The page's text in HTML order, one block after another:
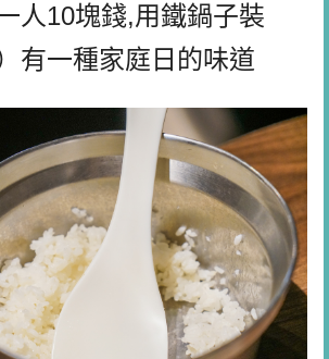
人10塊錢,用鐵鍋子裝
有一種家庭日的味道